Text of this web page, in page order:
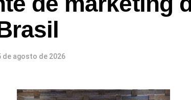
dedicados de CRM , retail, eventos, live
proprietário voltado a soluções de
de agosto de 2026